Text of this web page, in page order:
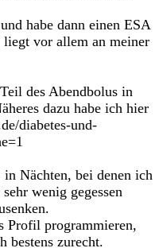
habe dann einen ESA
liegt vor allem an meiner
des Abendbolus in
dazu habe ich hier
diabetes-und-
in Nächten, bei denen ich
wenig gegessen
Profil programmieren,
bestens zurecht.